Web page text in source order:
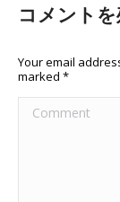
コメント
Your email
marked *
Comment